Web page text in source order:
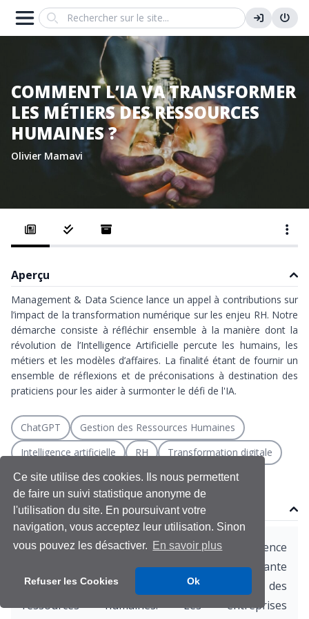
Ce site utilise des cookies. Ils nous permettent
de faire un suivi statistique anonyme de
l'utilisation du site. En poursuivant votre
navigation, vous acceptez leur utilisation. Sinon
vous pouvez les désactiver. En savoir plus
Refuser les Cookies Ok
Search
COMMENT L’IA VA TRANSFORMER
LES MÉTIERS DES RESSOURCES
HUMAINES ?
Olivier Mamavi
Aperçu
Management & Data Science lance un appel à contributions sur
l’impact de la transformation numérique sur les enjeu RH. Notre
démarche consiste à réfléchir ensemble à la manière dont la
révolution de l’Intelligence Artificielle percute les humains, les
métiers et les modèles d’affaires. La finalité étant de fournir un
ensemble de réflexions et de préconisations à destination des
praticiens pour les aider à surmonter le défi de l'IA.
ChatGPT
Gestion des Ressources Humaines
Intelligence artificielle
RH Transformation digitale
Contenu
Au cours des dernières années, l’intelligence
artificielle (IA) a connu une croissance fulgurante
dans de nombreux domaines, y compris celui des
ressources humaines. Les entreprises